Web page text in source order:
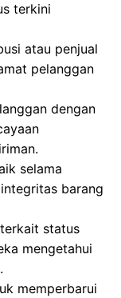
terkini
atau penjual
pelanggan
dengan
selama
barang
status
mengetahui
memperbarui